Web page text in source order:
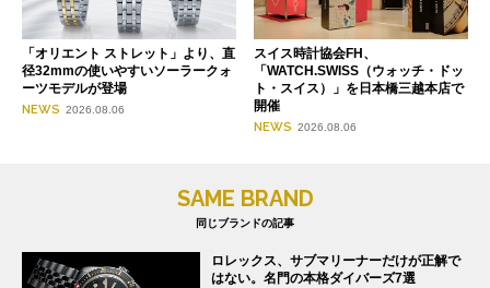
「オリエント ストレット」より、直
径32mmの使いやすいソーラークォ
ーツモデルが登場
NEWS 2026.08.06
スイス時計協会FH、
「WATCH.SWISS（ウォッチ・ドッ
ト・スイス）」を日本橋三越本店で
開催
NEWS 2026.08.06
SAME BRAND
同じブランドの記事
ロレックス、サブマリーナーだけが正解で
はない。名門の本格ダイバーズ7選